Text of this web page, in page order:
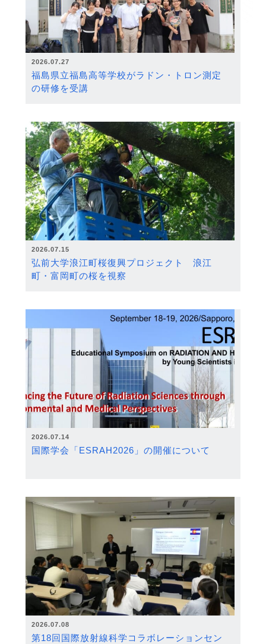
2026.07.27
福島県立福島高等学校がラドン・トロン測定
の研修を受講
2026.07.15
弘前大学浪江町桜復興プロジェクト 浪江
町・富岡町の桜を視察
2026.07.14
国際学会「ESRAH2026」の開催について
2026.07.08
第18回国際放射線科学コラボレーションセン